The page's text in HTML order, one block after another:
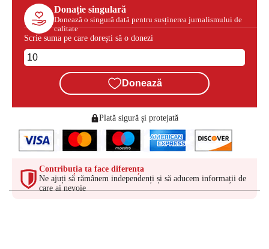
Donație singulară
Donează o singură dată pentru susținerea jurnalismului de
calitate
Scrie suma pe care dorești să o donezi
Donează
Plată sigură și protejată
Contribuția ta face diferența
Ne ajuți să rămânem independenți și să aducem informații de
care ai nevoie